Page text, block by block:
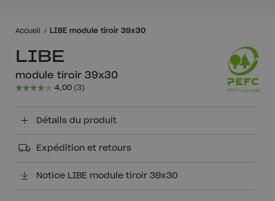
Accueil LIBE module tiroir 39x30
LIBE
module tiroir 39x30
Détails du produit
Expédition et retours
Notice LIBE module tiroir 39x30